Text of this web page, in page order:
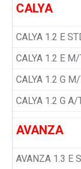
CALYA
CALYA 1.2 E
CALYA 1.2 E
CALYA 1.2 G
CALYA 1.2 G A/
AVANZA
AVANZA 1.3 E